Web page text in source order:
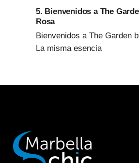
5. Bienvenidos a The
Rosa
Bienvenidos a The Garden
La misma esencia